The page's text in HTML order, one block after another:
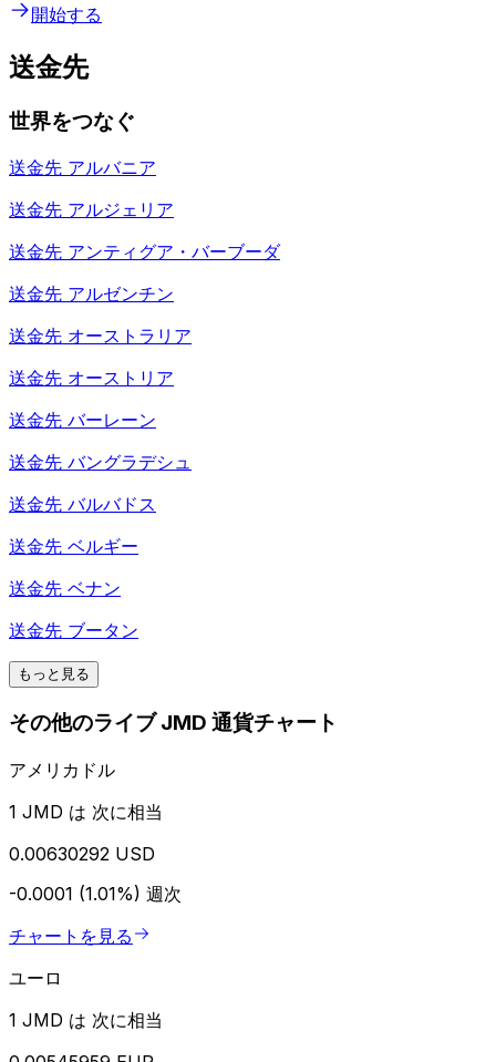
開始する
送金先
世界をつなぐ
送金先 アルバニア
送金先 アルジェリア
送金先 アンティグア・バーブーダ
送金先 アルゼンチン
送金先 オーストラリア
送金先 オーストリア
送金先 バーレーン
送金先 バングラデシュ
送金先 バルバドス
送金先 ベルギー
送金先 ベナン
送金先 ブータン
もっと見る
その他のライブ JMD 通貨チャート
アメリカドル
1 JMD は 次に相当
0.00630292 USD
-0.0001 (1.01%) 週次
チャートを見る
ユーロ
1 JMD は 次に相当